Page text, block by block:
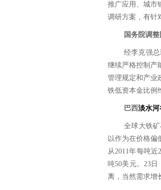
推广应用、城市
调研方案，有针
国务院调
经李克强
继续严格控制产
管理规定和产业
铁低资本金比例
巴西淡水河
全球大铁
以作为在价格偏
从2011年每吨
吨50美元。23
离，当然需求增